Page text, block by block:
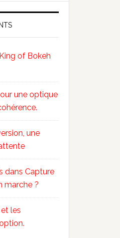
of Bokeh
une optique
une
dans Capture
marche ?
les